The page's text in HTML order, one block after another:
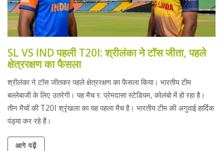
SL VS IND पहली T20I: श्रीलंका ने टॉस जीता, पहले
क्षेत्ररक्षण का फैसला
श्रीलंका ने टॉस जीतकर पहले क्षेत्ररक्षण का फैसला किया। भारतीय टीम
बल्लेबाजी के लिए उतरेगी। यह मैच र. प्रेमदासा स्टेडियम, कोलंबो में हो रहा है।
तीन मैचों की T20I श्रृंखला का यह पहला मैच है। भारतीय टीम की अगुवाई हार्दिक
पंड्या कर रहे हैं।
आगे पढ़ें